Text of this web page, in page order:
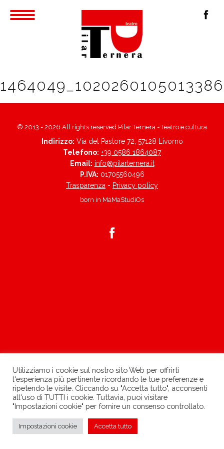
»
© 2013 - 2026 All rights reserved Pilar Ternera - Teatro e cultura
Indirizzo: Via del Pastore 72, 57128 Livorno
Telefono: +39 0586 1864087
Email: info@pilarternera.it
P.IVA: 01705560496
Trasparenza - Privacy policy
born in MaMaStudiOs
Utilizziamo i cookie sul nostro sito Web per offrirti
l'esperienza più pertinente ricordando le tue preferenze e
ripetendo le visite. Cliccando su "Accetta tutto", acconsenti
all'uso di TUTTI i cookie. Tuttavia, puoi visitare
"Impostazioni cookie" per fornire un consenso controllato.
Impostazioni cookie Accetta tutto